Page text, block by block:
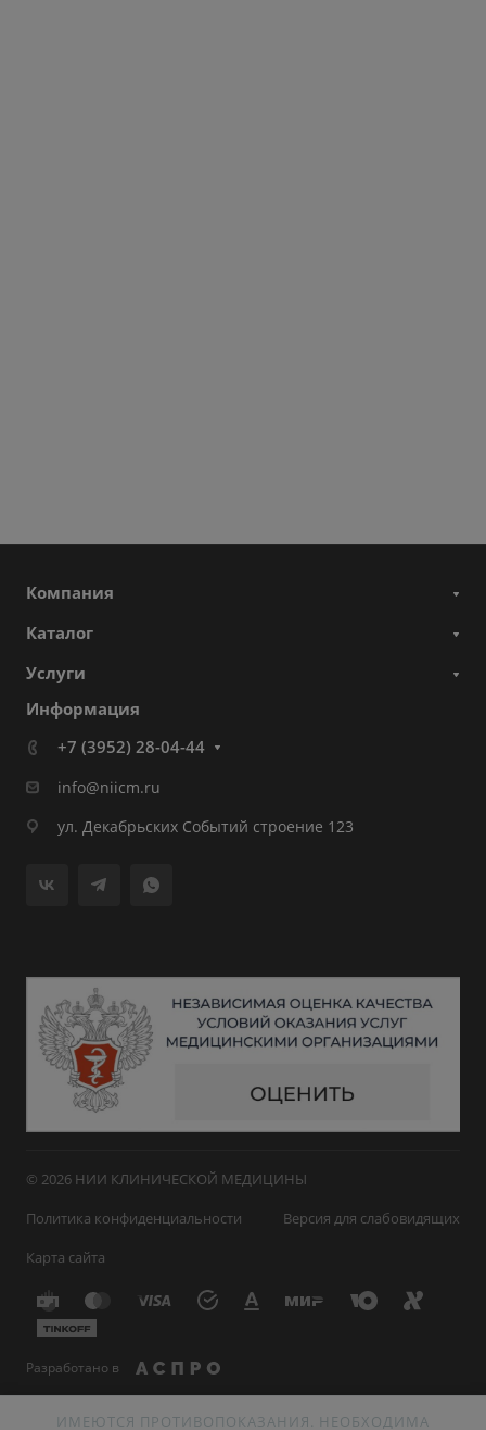
Компания
Каталог
Услуги
Информация
+7 (3952) 28-04-44
info@niicm.ru
ул. Декабрьских Событий строение 123
© 2026 НИИ КЛИНИЧЕСКОЙ МЕДИЦИНЫ
Политика конфиденциальности
Версия для слабовидящих
Карта сайта
Разработано в
ИМЕЮТСЯ ПРОТИВОПОКАЗАНИЯ. НЕОБХОДИМА